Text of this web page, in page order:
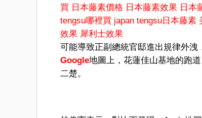
買 日本藤素價格 日本藤素效果 日本
tengsu哪裡買 japan tengsu日本藤素
效果 犀利士效果
可能導致正副總統官邸進出規律外
Google地圖上，花蓮佳山基地的跑
二楚。